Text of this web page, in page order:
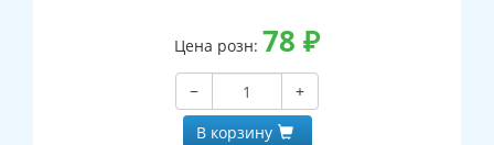
Цена розн: 78 ₽
−
+
В корзину